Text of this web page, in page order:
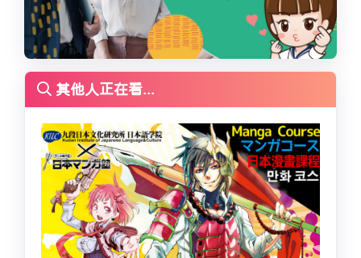
其他人正在看...